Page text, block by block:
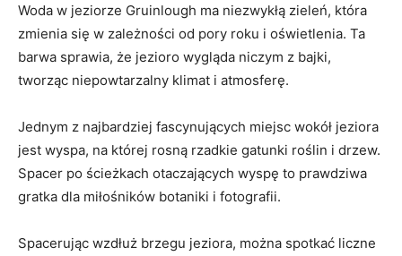
Woda w jeziorze Gruinlough ma niezwykłą zieleń, która
zmienia się w zależności od pory roku i oświetlenia. Ta
barwa sprawia, że jezioro ​wygląda niczym z bajki,
tworząc niepowtarzalny klimat i atmosferę.
Jednym z najbardziej fascynujących​ miejsc wokół jeziora
jest wyspa, na której rosną rzadkie gatunki roślin i drzew.
Spacer po ścieżkach otaczających wyspę to prawdziwa
gratka dla miłośników⁤ botaniki⁢ i fotografii.
Spacerując wzdłuż brzegu jeziora, można spotkać ⁤liczne